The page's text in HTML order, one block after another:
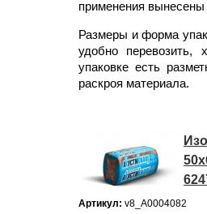
применения вынесены
Размеры и форма
удобно перевозить,
упаковке есть
раскроя материала.
Артикул: v8_А0004082